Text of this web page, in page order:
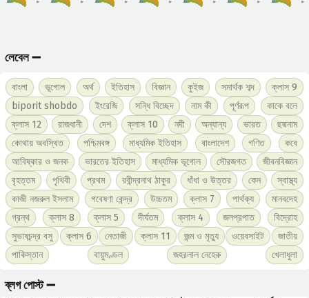
লেবেল ➖
বাংলা ভূগোল অর্থ ইতিহাস বিজ্ঞান কুইজ সমার্থক শব্দ
ক্লাস 9
biporit shobdo
ইংরেজি সন্ধি বিচ্ছেদ নাম কী পূর্ণরূপ
কাকে বলে
ক্লাস 12
রাজধানী দেশ ক্লাস 10 নদী অন্যান্য ভারত
ছদ্মনাম
কোথায় অবস্থিত
পশ্চিমবঙ্গ মাধ্যমিক ইতিহাস বাংলাদেশ গণিত
কবে
আবিষ্কার ও জনক
ভারতের ইতিহাস মাধ্যমিক ভূগোল সৌরজগত
জীবনবিজ্ঞান
বৃহত্তম
পৃথিবী প্রথম রবীন্দ্রনাথ ঠাকুর ধাঁধা ও উত্তর কেন
স্বাস্থ্য
কাজী নজরুল ইসলাম
গবেষণা কেন্দ্র উচ্চতম ক্লাস 7 পার্থক্য
মানবদেহ
গ্রন্থ
ক্লাস 8 ক্লাস 5 দীর্ঘতম ক্লাস 4 জলপ্রপাত
বিদ্রোহ
সুভাষচন্দ্র বসু
ক্লাস 6 নেতাজী ক্লাস 11 জন্ম ও মৃত্যু ওয়েবসাইট
জাতীয়
পাকিস্তান
বায়ুমণ্ডল জহরলাল নেহেরু খেলাধুলা
ব্লগ পোস্ট ➖